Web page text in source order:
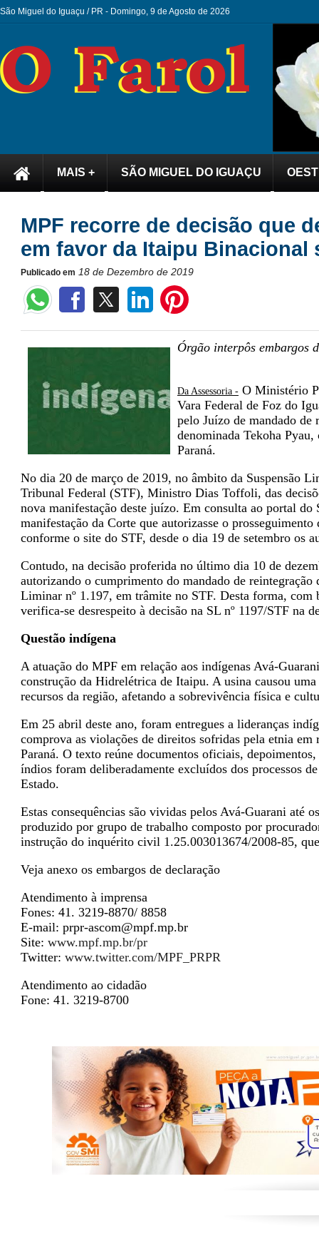
São Miguel do Iguaçu / PR - Domingo, 9 de Agosto de 2026
MAIS + SÃO MIGUEL DO IGUAÇU
MPF recorre de decisão que
em favor da Itaipu Binacional
Publicado em 18 de Dezembro de 2019
Órgão interpôs embargos
Da Assessoria - O Ministério
Vara Federal de Foz do
pelo Juízo de mandado de
denominada Tekoha
Paraná.
No dia 20 de março de 2019, no âmbito da Suspensão
Tribunal Federal (STF), Ministro Dias Toffoli, das
nova manifestação deste juízo. Em consulta ao portal
manifestação da Corte que autorizasse o
conforme o site do STF, desde o dia 19 de setembro os
Contudo, na decisão proferida no último dia 10 de
autorizando o cumprimento do mandado de reintegração
Liminar nº 1.197, em trâmite no STF. Desta forma,
verifica-se desrespeito à decisão na SL nº 1197/STF na
Questão indígena
A atuação do MPF em relação aos indígenas Avá-
construção da Hidrelétrica de Itaipu. A usina causou
recursos da região, afetando a sobrevivência física e
Em 25 abril deste ano, foram entregues a lideranças
comprova as violações de direitos sofridas pela etnia
Paraná. O texto reúne documentos oficiais,
índios foram deliberadamente excluídos dos processos
Estado.
Estas consequências são vividas pelos Avá-Guarani até
produzido por grupo de trabalho composto por
instrução do inquérito civil 1.25.003013674/2008-85,
Veja anexo os embargos de declaração
Atendimento à imprensa
Fones: 41. 3219-8870/ 8858
E-mail: prpr-ascom@mpf.mp.br
Site: www.mpf.mp.br/pr
Twitter: www.twitter.com/MPF_PRPR
Atendimento ao cidadão
Fone: 41. 3219-8700